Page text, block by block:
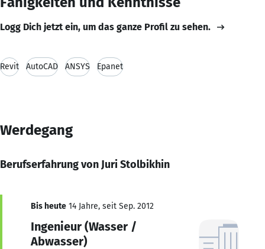
Logg Dich jetzt ein, um das ganze Profil zu sehen.
Revit AutoCAD ANSYS Epanet
Werdegang
Berufserfahrung von Juri Stolbikhin
Bis heute 14 Jahre, seit Sep. 2012
Ingenieur (Wasser /
Abwasser)